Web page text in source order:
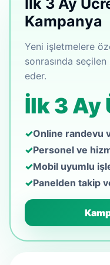
Kampanya
Yeni işletmelere
sonrasında
eder.
İlk 3 Ay
Online randevu
Personel ve
Mobil uyumlu
Panelden takip